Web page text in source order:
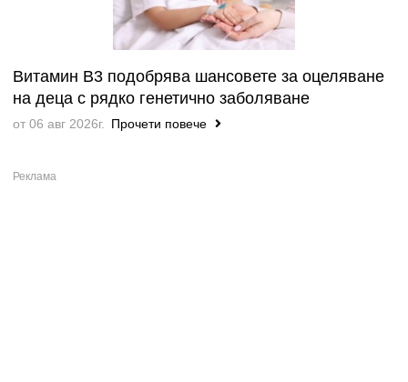
Витамин B3 подобрява шансовете за оцеляване
на деца с рядко генетично заболяване
от 06 авг 2026г. Прочети повече